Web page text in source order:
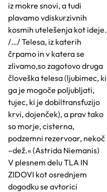
iz mokre snovi, a tudi
plavamo vdiskurzivnih
kosmih utelešenja kot ideje.
/…/ Telesa, iz katerih
črpamo in v katera se
zlivamo,so zagotovo druga
človeška telesa (ljubimec, ki
ga je mogoče poljubljati,
tujec, ki je dobiltransfuzijo
krvi, dojenček), a prav tako
so morje, cisterna,
podzemni rezervoar, nekoč
–dež.« (Astrida Niemanis)
V plesnem delu TLA IN
ZIDOVI kot osrednjem
dogodku se avtorici